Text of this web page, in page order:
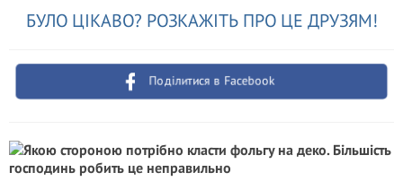
БУЛО ЦІКАВО? РОЗКАЖІТЬ ПРО ЦЕ ДРУЗЯМ!
Поділитися в Facebook